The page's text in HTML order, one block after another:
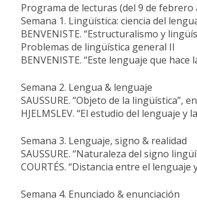
Programa de lecturas (del 9 de febrero
Semana 1. Lingüística: ciencia del
BENVENISTE. “Estructuralismo y
Problemas de lingüística general II
BENVENISTE. “Este lenguaje que
Semana 2. Lengua & lenguaje
SAUSSURE. “Objeto de la lingüística”,
HJELMSLEV. “El estudio del lenguaje
Semana 3. Lenguaje, signo & realidad
SAUSSURE. “Naturaleza del signo
COURTÉS. “Distancia entre el
Semana 4. Enunciado & enunciación